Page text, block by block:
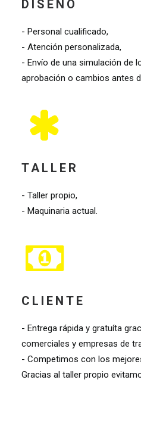
DISEÑO
- Personal cualificado,
- Atención personalizada,
- Envío de una simulación de
aprobación o cambios antes
TALLER
- Taller propio,
- Maquinaria actual.
CLIENTE
- Entrega rápida y gratuíta
comerciales y empresas de
- Competimos con los
Gracias al taller propio